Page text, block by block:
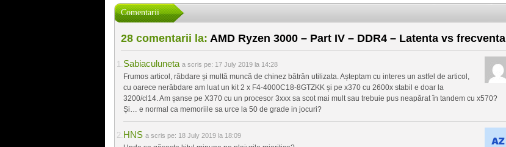
Comentarii
28 comentarii la: AMD Ryzen 3000 – Part IV – DDR4 – Latenta vs frecventa
Sabiaculuneta a scris pe: 17 July 2019 la 14:28
Frumos articol, răbdare și multă muncă de chinez bătrân utilizata. Așteptam cu interes un astfel de articol,
cu oarece nerăbdare am luat un kit 2 x F4-4000C18-8GTZKK și pe x370 cu 2600x stabil e doar la
3200/cl14. Am șanse pe X370 cu un procesor 3xxx sa scot mai mult sau trebuie pus neapărat în tandem cu x570?
Și… e normal ca memoriile sa urce la 50 de grade in jocuri?
HNS a scris pe: 18 July 2019 la 18:09